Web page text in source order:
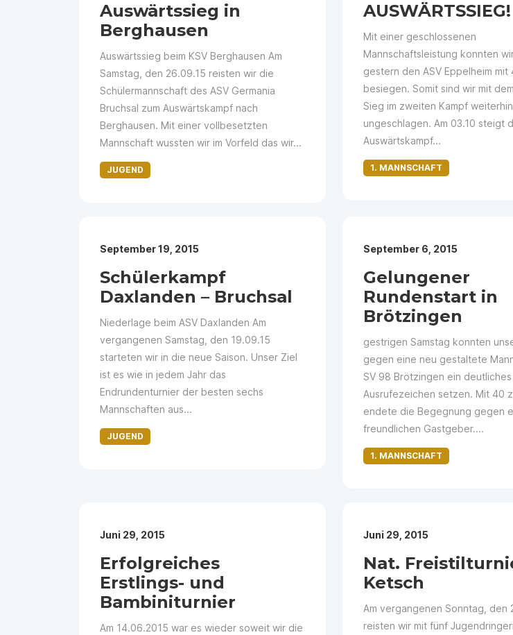
Auswärtssieg in
Berghausen
Auswärtssieg beim KSV Berghausen Am
Samstag, den 26.09.15 reisten wir die
Schülermannschaft des ASV Germania
Bruchsal zum Auswärtskampf nach
Berghausen. Mit einer vollbesetzten
Mannschaft wussten wir im Vorfeld das wir...
JUGEND
AUSWÄRTSSIEG!
Mit einer geschlossenen
Mannschaftsleistung konnten
gestern den ASV Eppelheim mit
besiegen. Somit sind wir mit
Sieg im zweiten Kampf weiterhin
ungeschlagen. Am 03.10 steigt
Auswärtskampf...
1. MANNSCHAFT
September 19, 2015
Schülerkampf
Daxlanden – Bruchsal
Niederlage beim ASV Daxlanden Am
vergangenen Samstag, den 19.09.15
starteten wir in die neue Saison. Unser Ziel
ist es wie in jedem Jahr das
Endrundenturnier der besten sechs
Mannschaften aus...
JUGEND
September 6, 2015
Gelungener
Rundenstart in
Brötzingen
gestrigen Samstag konnten
gegen eine neu gestaltete
SV 98 Brötzingen ein deutliches
Ausrufezeichen setzen. Mit 40
endete die Begegnung gegen
freundlichen Gastgeber....
1. MANNSCHAFT
Juni 29, 2015
Erfolgreiches
Erstlings- und
Bambiniturnier
Am 14.06.2015 war es wieder soweit wir die
Juni 29, 2015
Nat.
Ketsch
Am vergangenen Sonntag, den
reisten wir mit fünf